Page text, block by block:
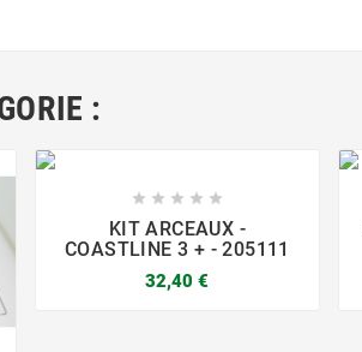
:
    
KIT ARCEAUX -
COASTLINE 3 + - 205111
32,40 €